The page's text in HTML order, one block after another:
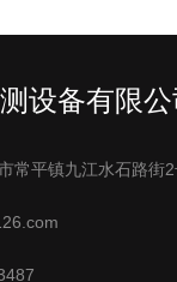
设备有限公
常平镇九江水石路街